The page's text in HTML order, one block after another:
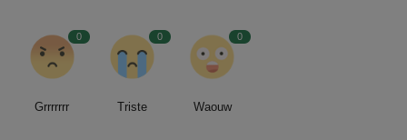
0
Grrrrrrr
0
Triste
0
Waouw